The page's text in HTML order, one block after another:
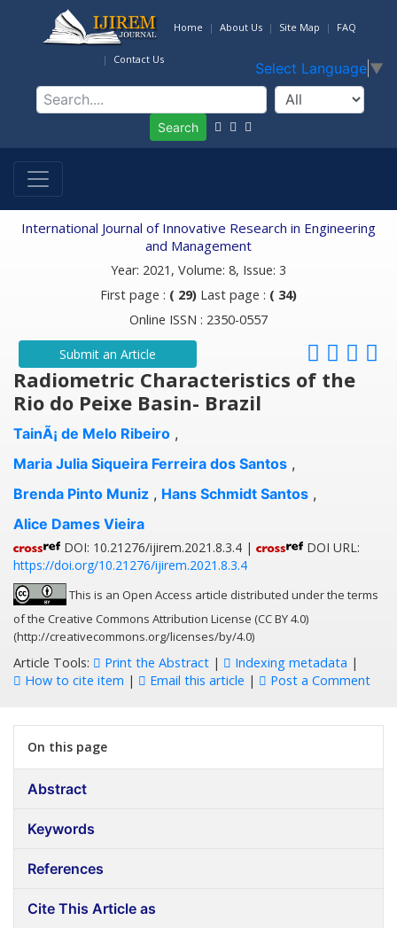
Home About Us Site Map FAQ
Contact Us
Select Language ▼
Search
International Journal of Innovative Research in Engineering
and Management
Year: 2021, Volume: 8, Issue: 3
First page : ( 29) Last page : ( 34)
Online ISSN : 2350-0557
Submit an Article
Radiometric Characteristics of the
Rio do Peixe Basin- Brazil
TainÃ¡ de Melo Ribeiro ,
Maria Julia Siqueira Ferreira dos Santos ,
Brenda Pinto Muniz , Hans Schmidt Santos ,
Alice Dames Vieira
DOI: 10.21276/ijirem.2021.8.3.4 |
DOI URL:
https://doi.org/10.21276/ijirem.2021.8.3.4
This is an Open Access article distributed under the terms
of the Creative Commons Attribution License (CC BY 4.0)
(http://creativecommons.org/licenses/by/4.0)
Article Tools: Print the Abstract | Indexing metadata |
How to cite item | Email this article | Post a Comment
On this page
Abstract
Keywords
References
Cite This Article as